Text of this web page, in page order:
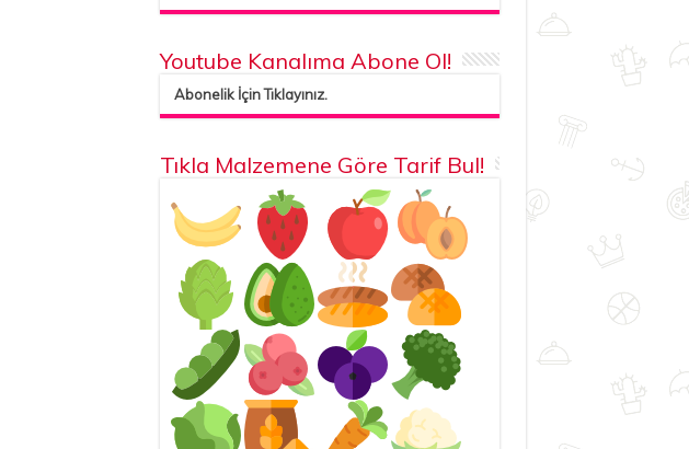
Youtube Kanalıma Abone Ol!
Abonelik İçin Tıklayınız.
Tıkla Malzemene Göre Tarif Bul!